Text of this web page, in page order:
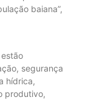
baiana”,
segurança
hídrica,
produtivo,